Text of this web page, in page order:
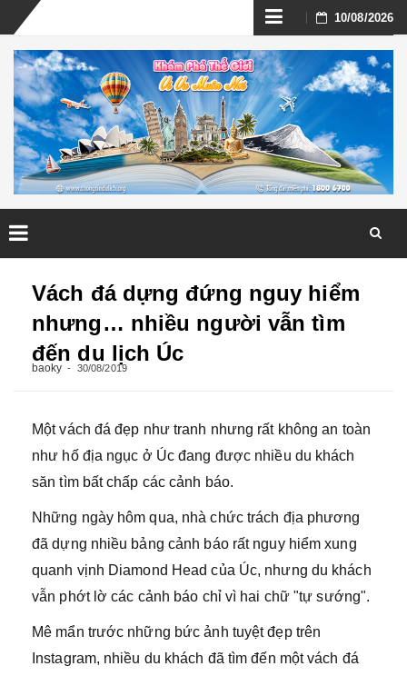
Skip
to
content
10/08/2026
Vách đá dựng đứng nguy hiểm
nhưng… nhiều người vẫn tìm
đến du lịch Úc
baoky 30/08/2019
Một vách đá đẹp như tranh nhưng rất không an toàn
như hố địa ngục ở Úc đang được nhiều du khách
săn tìm bất chấp các cảnh báo.
Những ngày hôm qua, nhà chức trách địa phương
đã dựng nhiều bảng cảnh báo rất nguy hiểm xung
quanh vịnh Diamond Head của Úc, nhưng du khách
vẫn phớt lờ các cảnh báo chỉ vì hai chữ "tự sướng".
Mê mẩn trước những bức ảnh tuyệt đẹp trên
Instagram, nhiều du khách đã tìm đến một vách đá